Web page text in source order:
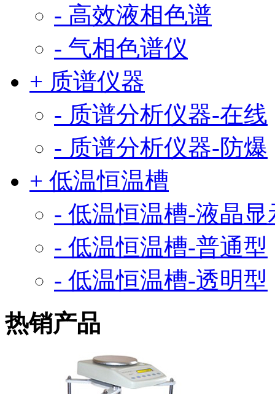
- 高效液相色谱
- 气相色谱仪
+ 质谱仪器
- 质谱分析仪器-在线
- 质谱分析仪器-防爆
+ 低温恒温槽
- 低温恒温槽-液晶显
- 低温恒温槽-普通型
- 低温恒温槽-透明型
热销产品